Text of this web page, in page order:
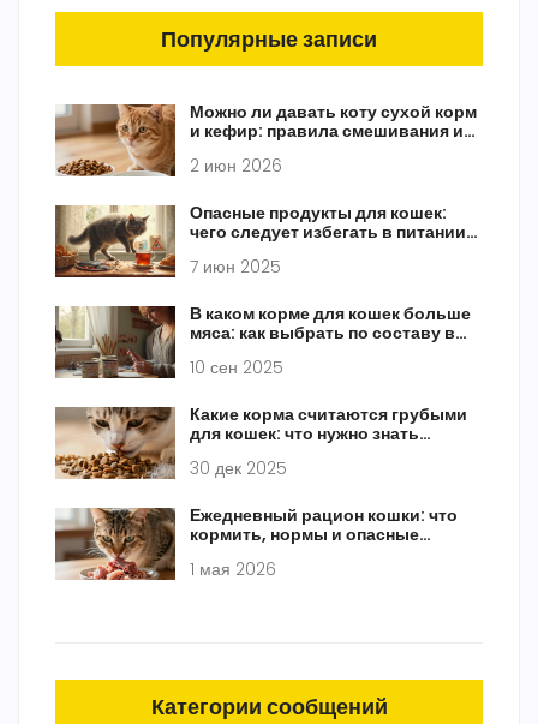
Популярные записи
Можно ли давать коту сухой корм
и кефир: правила смешивания и
2 июн 2026
Опасные продукты для кошек:
чего следует избегать в питании
7 июн 2025
В каком корме для кошек больше
мяса: как выбрать по составу в
10 сен 2025
Какие корма считаются грубыми
для кошек: что нужно знать
30 дек 2025
Ежедневный рацион кошки: что
кормить, нормы и опасные
1 мая 2026
Категории сообщений